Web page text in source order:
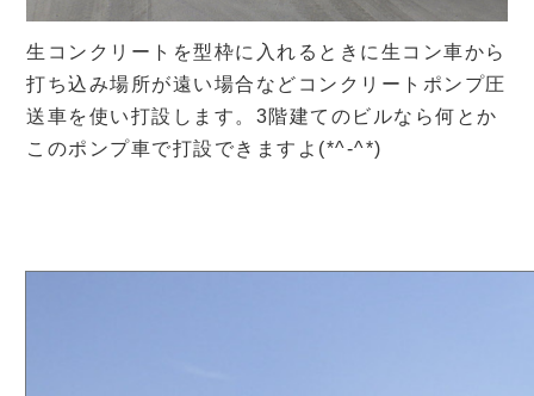
生コンクリートを型枠に入れるときに生コン車から
打ち込み場所が遠い場合などコンクリートポンプ圧
送車を使い打設します。3階建てのビルなら何とか
このポンプ車で打設できますよ(*^-^*)